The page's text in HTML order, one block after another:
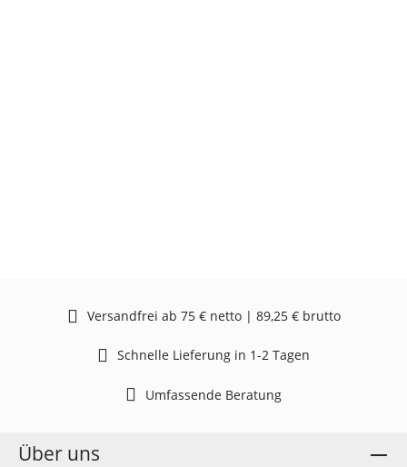
Versandfrei ab 75 € netto | 89,25 € brutto
Schnelle Lieferung in 1-2 Tagen
Umfassende Beratung
Über uns